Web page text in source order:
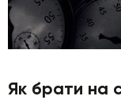
Як брати на